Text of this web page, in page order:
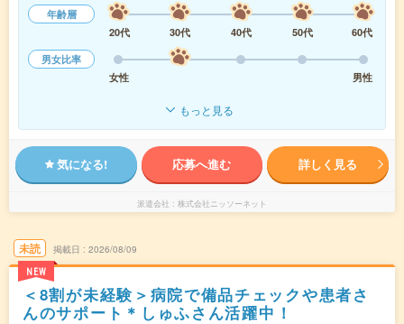
年齢層
20代
30代 40代 50代
60代
男女比率
女性
男性
もっと見る
気になる! 応募へ進む 詳しく見る
派遣会社 株式会社ニッソーネット
未読
NEW
掲載日 2026/08/09
＜8割が未経験＞病院で備品チェックや患者さ
んのサポート＊しゅふさん活躍中！